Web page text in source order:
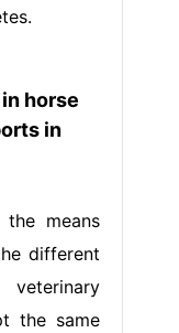
horse
in
means
different
the same